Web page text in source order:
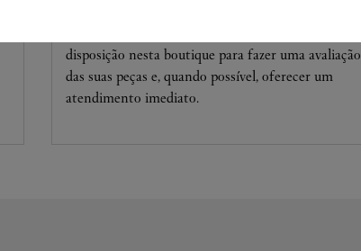
disposição nesta boutique para fazer uma avaliação
das suas peças e, quando possível, oferecer um
atendimento imediato.